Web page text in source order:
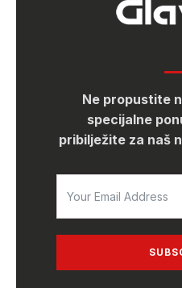
Ne propustite
specijalne
pribilježite za naš